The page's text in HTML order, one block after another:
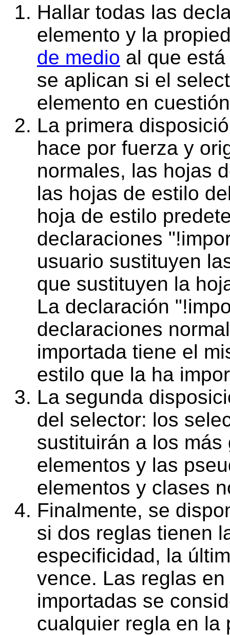
Hallar todas las
elemento y la
de medio al que
se aplican si el
elemento en
La primera
hace por fuerza y
normales, las hojas
las hojas de estilo
hoja de estilo
declaraciones
usuario sustituyen
que sustituyen la
La declaración
declaraciones
importada tiene el
estilo que la ha
La segunda
del selector: los
sustituirán a los
elementos y las
elementos y clases
Finalmente, se
si dos reglas tienen
especificidad, la
vence. Las reglas
importadas se
cualquier regla en la